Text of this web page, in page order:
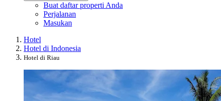
Buat daftar properti Anda
Perjalanan
Masukan
Hotel
Hotel di Indonesia
Hotel di Riau